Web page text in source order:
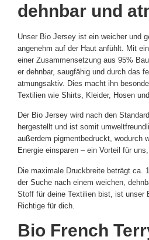
dehnbar und
Unser Bio Jersey ist ein weicher und
angenehm auf der Haut anfühlt. Mit
einer Zusammensetzung aus 95%
er dehnbar, saugfähig und durch das
atmungsaktiv. Dies macht ihn
Textilien wie Shirts, Kleider, Hosen
Der Bio Jersey wird nach den
hergestellt und ist somit
außerdem pigmentbedruckt, wodurch
Energie einsparen – ein Vorteil für
Die maximale Druckbreite beträgt ca.
der Suche nach einem weichen,
Stoff für deine Textilien bist, ist unser
Richtige für dich.
Bio French